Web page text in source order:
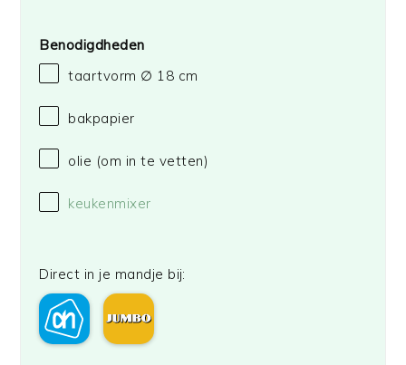
Benodigdheden
taartvorm ∅ 18 cm
bakpapier
olie (om in te vetten)
keukenmixer
Direct in je mandje bij: